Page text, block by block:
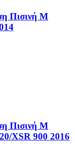
Πισινή M
Πισινή M
XSR 900 2016